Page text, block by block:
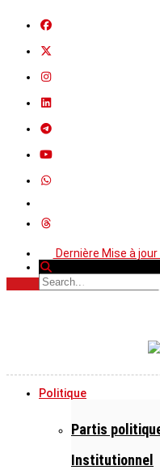
Dernière Mise à
Dernière Mise à
Politique
Partis
Institutionnel